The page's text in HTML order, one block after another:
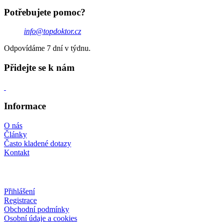
Potřebujete pomoc?
info@topdoktor.cz
Odpovídáme 7 dní v týdnu.
Přidejte se k nám
Informace
O nás
Články
Často kladené dotazy
Kontakt
Přihlášení
Registrace
Obchodní podmínky
Osobní údaje a cookies